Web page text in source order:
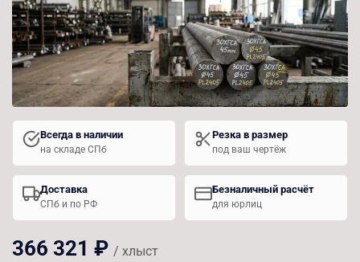
Всегда в наличии
на складе СПб
Резка в размер
под ваш чертёж
Доставка
СПб и по РФ
Безналичный расчёт
для юрлиц
366 321 ₽ / хлыст